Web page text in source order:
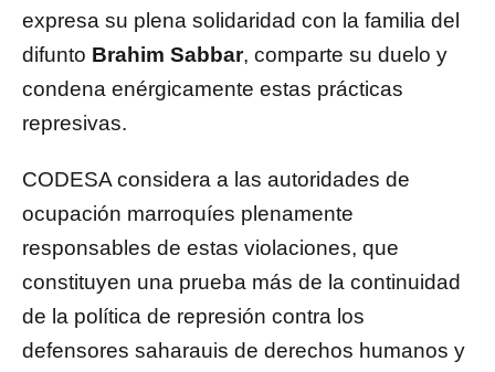
expresa su plena solidaridad con la familia del
difunto Brahim Sabbar, comparte su duelo y
condena enérgicamente estas prácticas
represivas.
CODESA considera a las autoridades de
ocupación marroquíes plenamente
responsables de estas violaciones, que
constituyen una prueba más de la continuidad
de la política de represión contra los
defensores saharauis de derechos humanos y